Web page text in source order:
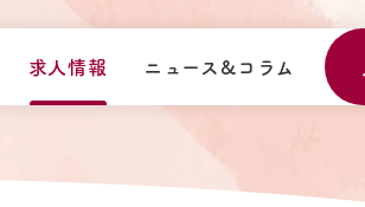
求人情報 ニュース&コラム